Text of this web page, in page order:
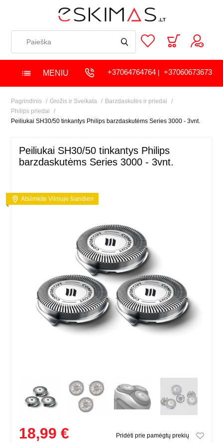
MENIU +37064764764| +37060673673
Pagrindinis Grožis ir Sveikata
Barzdaskutės ir priedai
Philips priedai
Peiliukai SH30/50 tinkantys Philips barzdaskutėms Series 3000 - 3vnt.
Peiliukai SH30/50 tinkantys Philips
barzdaskutėms Series 3000 - 3vnt.
Atsiimkite Vilniuje šiandien
18,99 € Pridėti prie pamėgtų prekių